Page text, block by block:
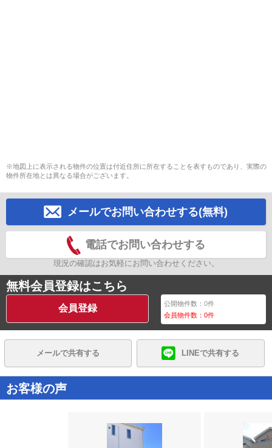
※地図上に表示される物件の位置は付近住所に所在することを表すものであり、実際の
物件所在地とは異なる場合がございます。
メールでお問い合わせする(無料)
電話でお問い合わせする
現況の確認はお気軽にお問い合わせください。
無料会員登録はこちら
会員登録 公開物件数：0件
会員物件数：0件
メールで共有する LINEで共有する
お客様の声